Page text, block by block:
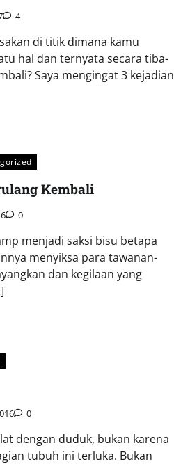
4
di titik dimana kamu
hal dan ternyata secara tiba-
Saya mengingat 3 kejadian
Kembali
0
menjadi saksi bisu betapa
menyiksa para tawanan-
dan kegilaan yang
0
dengan duduk, bukan karena
tubuh ini terluka. Bukan